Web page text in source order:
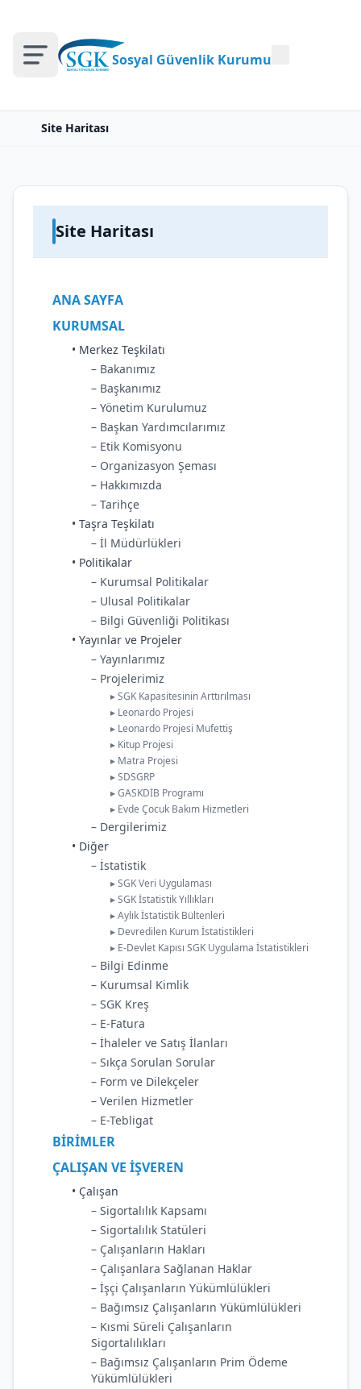
Sosyal Güvenlik Kurumu
Site Haritası
Site Haritası
ANA SAYFA
KURUMSAL
• Merkez Teşkilatı
– Bakanımız
– Başkanımız
– Yönetim Kurulumuz
– Başkan Yardımcılarımız
– Etik Komisyonu
– Organizasyon Şeması
– Hakkımızda
– Tarihçe
• Taşra Teşkilatı
– İl Müdürlükleri
• Politikalar
– Kurumsal Politikalar
– Ulusal Politikalar
– Bilgi Güvenliği Politikası
• Yayınlar ve Projeler
– Yayınlarımız
– Projelerimiz
▸ SGK Kapasitesinin Arttırılması
▸ Leonardo Projesi
▸ Leonardo Projesi Mufettiş
▸ Kitup Projesi
▸ Matra Projesi
▸ SDSGRP
▸ GASKDİB Programı
▸ Evde Çocuk Bakım Hizmetleri
– Dergilerimiz
• Diğer
– İstatistik
▸ SGK Veri Uygulaması
▸ SGK İstatistik Yıllıkları
▸ Aylık İstatistik Bültenleri
▸ Devredilen Kurum İstatistikleri
▸ E-Devlet Kapısı SGK Uygulama İstatistikleri
– Bilgi Edinme
– Kurumsal Kimlik
– SGK Kreş
– E-Fatura
– İhaleler ve Satış İlanları
– Sıkça Sorulan Sorular
– Form ve Dilekçeler
– Verilen Hizmetler
– E-Tebligat
BİRİMLER
ÇALIŞAN VE İŞVEREN
• Çalışan
– Sigortalılık Kapsamı
– Sigortalılık Statüleri
– Çalışanların Hakları
– Çalışanlara Sağlanan Haklar
– İşçi Çalışanların Yükümlülükleri
– Bağımsız Çalışanların Yükümlülükleri
– Kısmi Süreli Çalışanların
Sigortalılıkları
– Bağımsız Çalışanların Prim Ödeme
Yükümlülükleri